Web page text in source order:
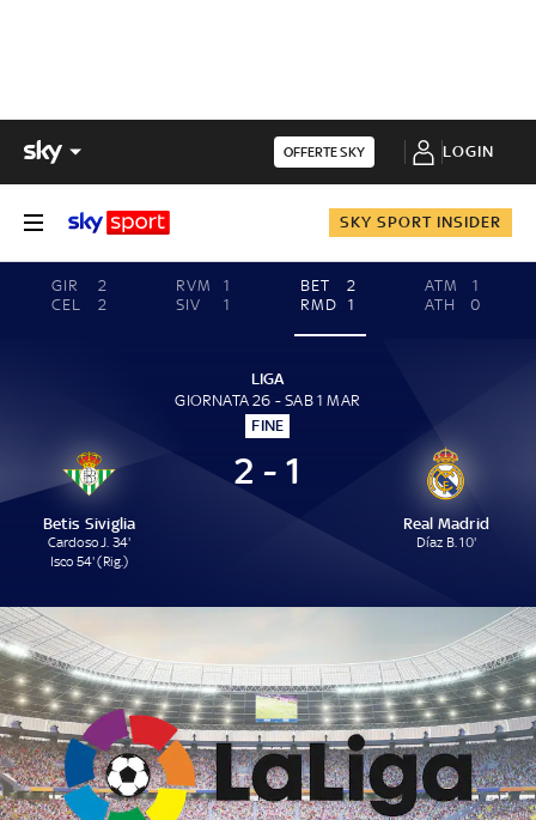
OFFERTE SKY LOGIN
SKY SPORT INSIDER
GIR
2
CEL
2
RVM
1
SIV
1
BET
2
RMD
1
ATM
1
ATH
0
LIGA
GIORNATA 26 - SAB 1 MAR
FINE
Betis Siviglia
Cardoso J. 34'
Isco 54' (Rig.)
2 - 1
Real Madrid
Díaz B. 10'